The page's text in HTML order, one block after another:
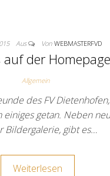
Aus Von WEBMASTERFVD
auf der Homepage
Allgemein
des FV
einiges getan. Neben
Bildergalerie, gibt es…
Weiterlesen